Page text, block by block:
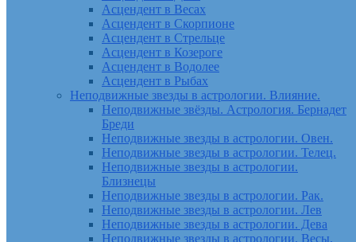
Асцендент в Весах
Асцендент в Скорпионе
Асцендент в Стрельце
Асцендент в Козероге
Асцендент в Водолее
Асцендент в Рыбах
Неподвижные звезды в астрологии. Влияние.
Неподвижные звёзды. Астрология. Бернадет
Бреди
Неподвижные звезды в астрологии. Овен.
Неподвижные звезды в астрологии. Телец.
Неподвижные звезды в астрологии.
Близнецы
Неподвижные звезды в астрологии. Рак.
Неподвижные звезды в астрологии. Лев
Неподвижные звезды в астрологии. Дева
Неподвижные звезды в астрологии. Весы.